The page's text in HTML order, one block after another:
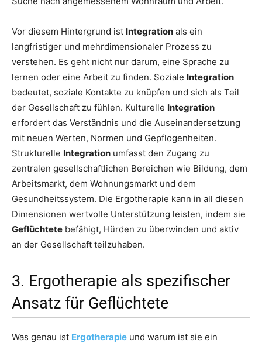
Vor diesem Hintergrund ist Integration als ein
langfristiger und mehrdimensionaler Prozess zu
verstehen. Es geht nicht nur darum, eine Sprache zu
lernen oder eine Arbeit zu finden. Soziale Integration
bedeutet, soziale Kontakte zu knüpfen und sich als Teil
der Gesellschaft zu fühlen. Kulturelle Integration
erfordert das Verständnis und die Auseinandersetzung
mit neuen Werten, Normen und Gepflogenheiten.
Strukturelle Integration umfasst den Zugang zu
zentralen gesellschaftlichen Bereichen wie Bildung, dem
Arbeitsmarkt, dem Wohnungsmarkt und dem
Gesundheitssystem. Die Ergotherapie kann in all diesen
Dimensionen wertvolle Unterstützung leisten, indem sie
Geflüchtete befähigt, Hürden zu überwinden und aktiv
an der Gesellschaft teilzuhaben.
3. Ergotherapie als spezifischer
Ansatz für Geflüchtete
Was genau ist Ergotherapie und warum ist sie ein